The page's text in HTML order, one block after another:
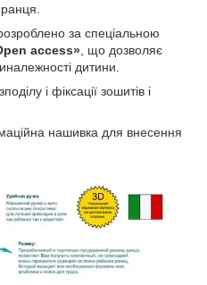
за спеціальною
access» , що дозволяє
дитини.
і фіксації зошитів і
нашивка для внесення